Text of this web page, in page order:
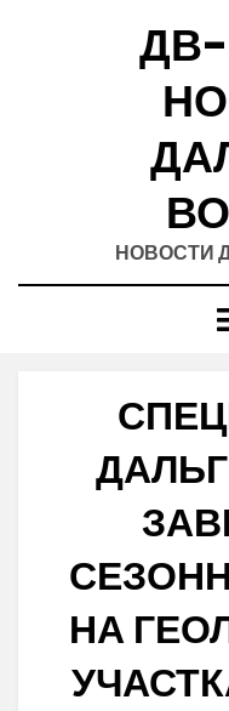
НОВОСТИ
НА